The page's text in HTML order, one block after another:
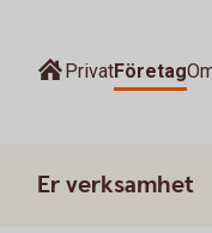
PrivatFöretag
Er verksamhet